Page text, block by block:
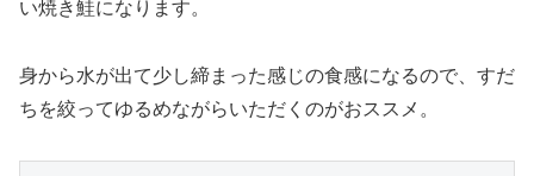
い焼き鮭になります。
身から水が出て少し締まった感じの食感になるので、すだ
ちを絞ってゆるめながらいただくのがおススメ。